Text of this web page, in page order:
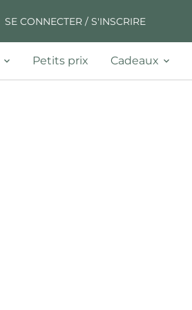
SE CONNECTER / S'INSCRIRE
Petits prix Cadeaux